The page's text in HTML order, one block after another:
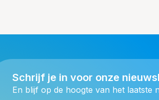
Schrijf je in voor onze
En blijf op de hoogte van het laatste